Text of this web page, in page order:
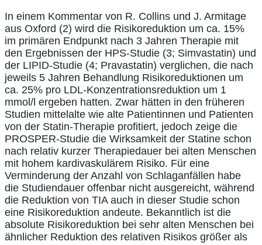
In einem Kommentar von R. Collins und J. Armitage
aus Oxford (2) wird die Risikoreduktion um ca. 15%
im primären Endpunkt nach 3 Jahren Therapie mit
den Ergebnissen der HPS-Studie (3; Simvastatin) und
der LIPID-Studie (4; Pravastatin) verglichen, die nach
jeweils 5 Jahren Behandlung Risikoreduktionen um
ca. 25% pro LDL-Konzentrationsreduktion um 1
mmol/l ergeben hatten. Zwar hätten in den früheren
Studien mittelalte wie alte Patientinnen und Patienten
von der Statin-Therapie profitiert, jedoch zeige die
PROSPER-Studie die Wirksamkeit der Statine schon
nach relativ kurzer Therapiedauer bei alten Menschen
mit hohem kardivaskulärem Risiko. Für eine
Verminderung der Anzahl von Schlaganfällen habe
die Studiendauer offenbar nicht ausgereicht, während
die Reduktion von TIA auch in dieser Studie schon
eine Risikoreduktion andeute. Bekanntlich ist die
absolute Risikoreduktion bei sehr alten Menschen bei
ähnlicher Reduktion des relativen Risikos größer als